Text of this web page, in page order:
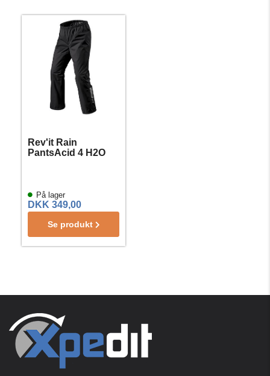
Rev'it Rain
PantsAcid 4 H2O
På lager
DKK 349,00
Se produkt